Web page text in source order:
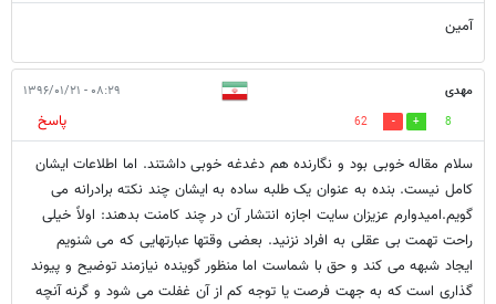
آمین
مهدی ۰۸:۲۹ - ۱۳۹۶/۰۱/۲۱
8
62
پاسخ
سلام مقاله خوبی بود و نگارنده هم دغدغه خوبی داشتند. اما اطلاعات ایشان
کامل نیست. بنده به عنوان یک طلبه ساده به ایشان چند نکته برادرانه می
گویم.امیدوارم عزیزان سایت اجازه انتشار آن در چند کامنت بدهند: اولاً خیلی
راحت تهمت بی عقلی به افراد نزنید. بعضی وقتها عبارتهایی که می شنویم
ایجاد شبهه می کند و حق با شماست اما منظور گوینده نیازمند توضیح و پیوند
گذاری است که به جهت فرصت یا توجه کم از آن غفلت می شود و گرنه آنچه